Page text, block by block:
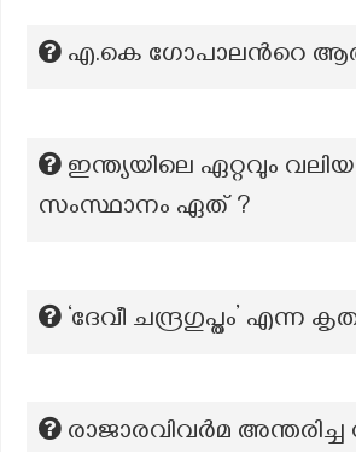
എ.കെ ഗോപാലന്‍റെ
ഇന്ത്യയിലെ ഏറ്റവും
സംസ്ഥാനം ഏത് ?
‘ദേവീ ചന്ദ്രഗുപ്തം’ എന്ന
രാജാരവിവർമ